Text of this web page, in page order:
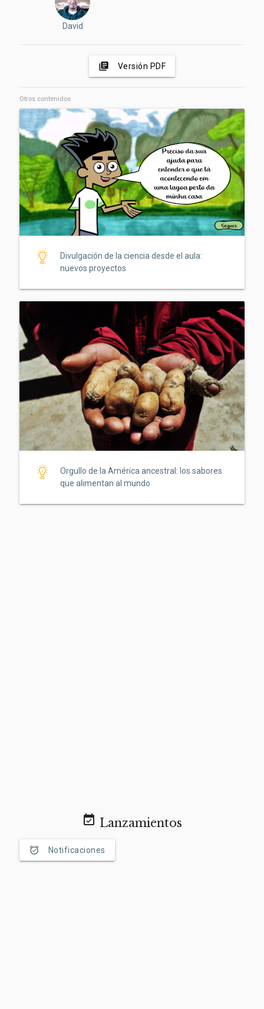
David
library_books Versión PDF
Otros contenidos
Divulgación de la ciencia desde el aula:
nuevos proyectos
Orgullo de la América ancestral: los sabores
que alimentan al mundo
event_available Lanzamientos
alarm_on Notificaciones